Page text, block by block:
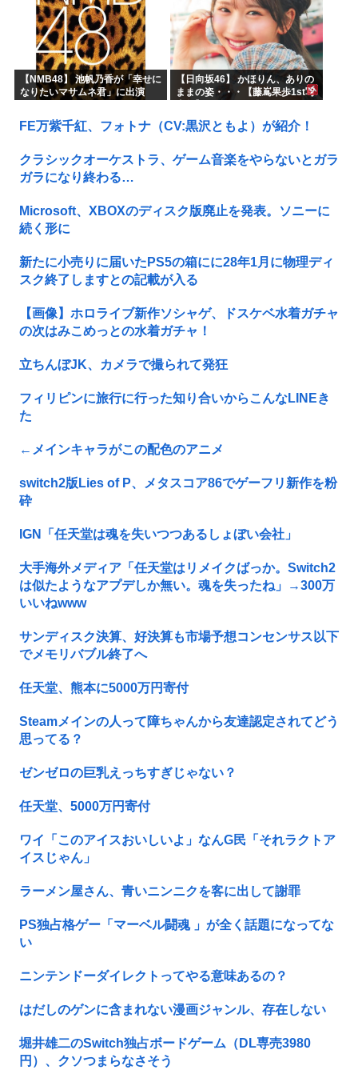
【NMB48】 池帆乃香が「幸せに
なりたいマサムネ君」に出演
【日向坂46】 かほりん、ありの
ままの姿・・・【藤嶌果歩1st写
FE万紫千紅、フォトナ（CV:黒沢ともよ）が紹介！
クラシックオーケストラ、ゲーム音楽をやらないとガラ
ガラになり終わる…
Microsoft、XBOXのディスク版廃止を発表。ソニーに
続く形に
新たに小売りに届いたPS5の箱にに28年1月に物理ディ
スク終了しますとの記載が入る
【画像】ホロライブ新作ソシャゲ、ドスケベ水着ガチャ
の次はみこめっとの水着ガチャ！
立ちんぼJK、カメラで撮られて発狂
フィリピンに旅行に行った知り合いからこんなLINEき
た
←メインキャラがこの配色のアニメ
switch2版Lies of P、メタスコア86でゲーフリ新作を粉
砕
IGN「任天堂は魂を失いつつあるしょぼい会社」
大手海外メディア「任天堂はリメイクばっか。Switch2
は似たようなアプデしか無い。魂を失ったね」→300万
いいねwww
サンディスク決算、好決算も市場予想コンセンサス以下
でメモリバブル終了へ
任天堂、熊本に5000万円寄付
Steamメインの人って障ちゃんから友達認定されてどう
思ってる？
ゼンゼロの巨乳えっちすぎじゃない？
任天堂、5000万円寄付
ワイ「このアイスおいしいよ」なんG民「それラクトア
イスじゃん」
ラーメン屋さん、青いニンニクを客に出して謝罪
PS独占格ゲー「マーベル闘魂 」が全く話題になってな
い
ニンテンドーダイレクトってやる意味あるの？
はだしのゲンに含まれない漫画ジャンル、存在しない
堀井雄二のSwitch独占ボードゲーム（DL専売3980
円）、クソつまらなさそう